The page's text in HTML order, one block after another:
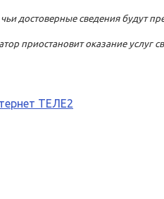
достоверные сведения будут
приостановит оказание услуг
ТЕЛЕ2